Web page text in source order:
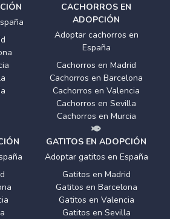
CACHORROS EN
ADOPCIÓN
Adoptar cachorros en
España
Cachorros en Madrid
Cachorros en Barcelona
Cachorros en Valencia
Cachorros en Sevilla
Cachorros en Murcia
GATITOS EN ADOPCIÓN
Adoptar gatitos en España
Gatitos en Madrid
Gatitos en Barcelona
Gatitos en Valencia
Gatitos en Sevilla